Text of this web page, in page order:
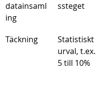
datainsaml
ing
ssteget
Täckning
Statistiskt
urval, t.ex.
5 till 10%